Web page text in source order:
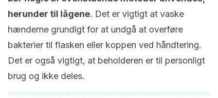
herunder til lågene. Det er vigtigt at vaske
hænderne grundigt for at undgå at overføre
bakterier til flasken eller koppen ved håndtering.
Det er også vigtigt, at beholderen er til personligt
brug og ikke deles.